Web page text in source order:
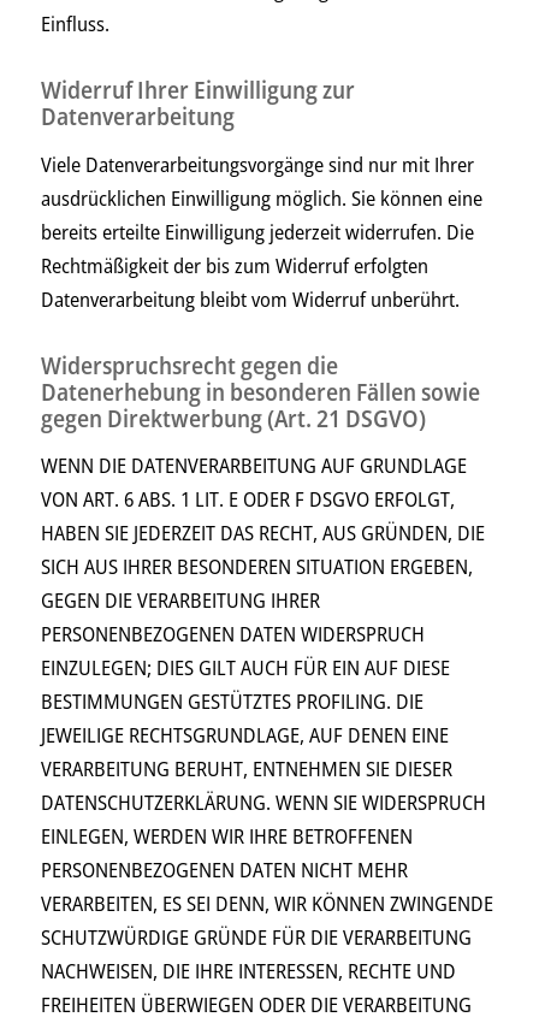
Einfluss.
Widerruf Ihrer Einwilligung zur
Datenverarbeitung
Viele Datenverarbeitungsvorgänge sind nur mit Ihrer
ausdrücklichen Einwilligung möglich. Sie können eine
bereits erteilte Einwilligung jederzeit widerrufen. Die
Rechtmäßigkeit der bis zum Widerruf erfolgten
Datenverarbeitung bleibt vom Widerruf unberührt.
Widerspruchsrecht gegen die
Datenerhebung in besonderen Fällen sowie
gegen Direktwerbung (Art. 21 DSGVO)
WENN DIE DATENVERARBEITUNG AUF GRUNDLAGE
VON ART. 6 ABS. 1 LIT. E ODER F DSGVO ERFOLGT,
HABEN SIE JEDERZEIT DAS RECHT, AUS GRÜNDEN, DIE
SICH AUS IHRER BESONDEREN SITUATION ERGEBEN,
GEGEN DIE VERARBEITUNG IHRER
PERSONENBEZOGENEN DATEN WIDERSPRUCH
EINZULEGEN; DIES GILT AUCH FÜR EIN AUF DIESE
BESTIMMUNGEN GESTÜTZTES PROFILING. DIE
JEWEILIGE RECHTSGRUNDLAGE, AUF DENEN EINE
VERARBEITUNG BERUHT, ENTNEHMEN SIE DIESER
DATENSCHUTZERKLÄRUNG. WENN SIE WIDERSPRUCH
EINLEGEN, WERDEN WIR IHRE BETROFFENEN
PERSONENBEZOGENEN DATEN NICHT MEHR
VERARBEITEN, ES SEI DENN, WIR KÖNNEN ZWINGENDE
SCHUTZWÜRDIGE GRÜNDE FÜR DIE VERARBEITUNG
NACHWEISEN, DIE IHRE INTERESSEN, RECHTE UND
FREIHEITEN ÜBERWIEGEN ODER DIE VERARBEITUNG